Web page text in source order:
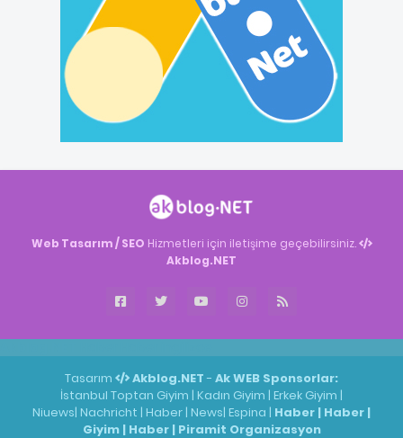
Web Tasarım / SEO Hizmetleri için iletişime geçebilirsiniz.
Akblog.NET
Tasarım Akblog.NET - Ak WEB Sponsorlar:
İstanbul Toptan Giyim | Kadın Giyim | Erkek Giyim |
Niuews| Nachricht | Haber | News| Espina | Haber | Haber |
Giyim| Haber| Piramit Organizasyon